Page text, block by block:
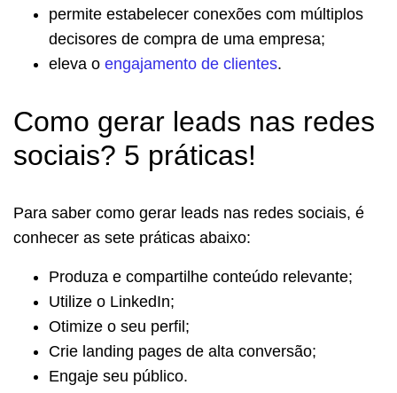
permite estabelecer conexões com múltiplos
decisores de compra de uma empresa;
eleva o engajamento de clientes.
Como gerar leads nas redes
sociais? 5 práticas!
Para saber como gerar leads nas redes sociais, é
conhecer as sete práticas abaixo:
Produza e compartilhe conteúdo relevante;
Utilize o LinkedIn;
Otimize o seu perfil;
Crie landing pages de alta conversão;
Engaje seu público.